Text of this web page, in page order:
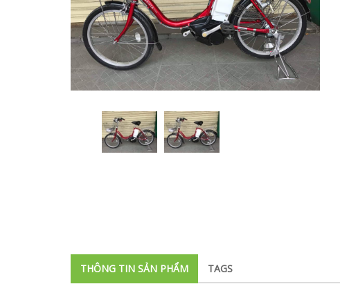
THÔNG TIN SẢN PHẨM TAGS